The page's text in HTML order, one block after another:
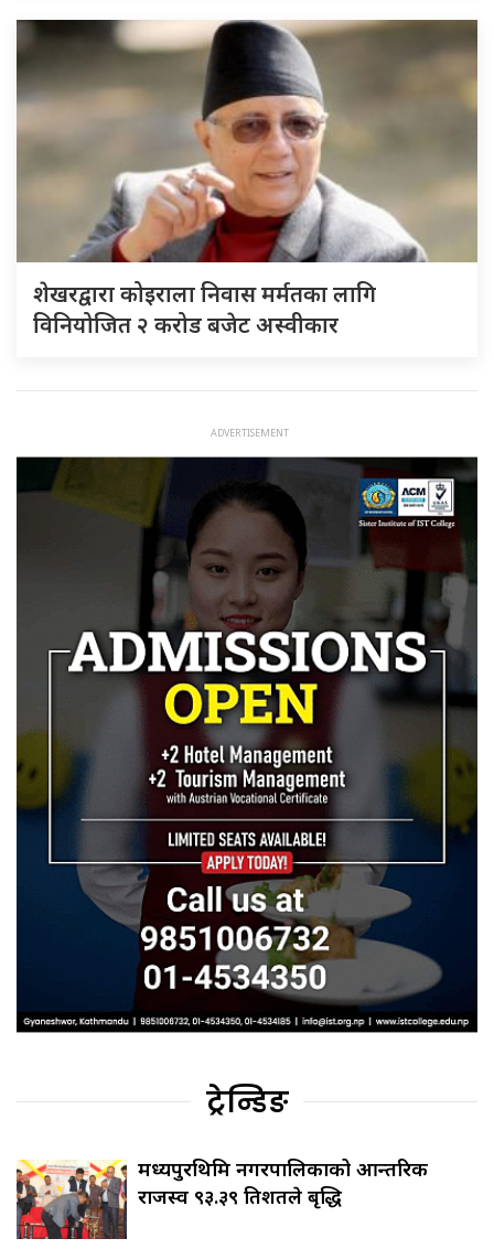
शेखरद्वारा कोइराला निवास मर्मतका लागि
विनियोजित २ करोड बजेट अस्वीकार
ट्रेन्डिङ
मध्यपुरथिमि नगरपालिकाको आन्तरिक
राजस्व ९३.३९ प्रतिशतले बृद्धि